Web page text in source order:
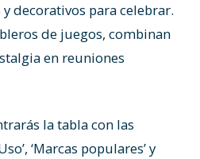
decorativos para celebrar.
de juegos, combinan
en reuniones
la tabla con las
‘Marcas populares’ y